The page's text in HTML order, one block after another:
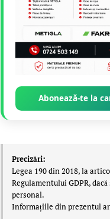
Abonează-te la
Precizări:
Legea 190 din 2018, la
Regulamentului GDPR,
personal.
Informațiile din prezentul